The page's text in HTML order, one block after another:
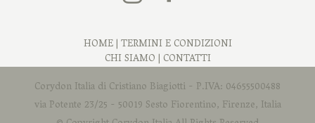
HOME|TERMINI E CONDIZIONI
CHI SIAMO| CONTATTI
Corydon Italia di Cristiano Biagiotti - P.IVA: 04655500488
via Potente 23/25 - 50019 Sesto Fiorentino, Firenze, Italia